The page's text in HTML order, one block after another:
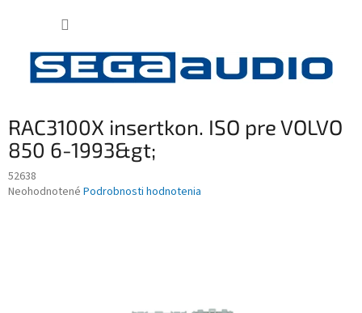
RAC3100X insertkon. ISO pre VOLVO
850 6-1993&gt;
52638
Priemerné
Neohodnotené Podrobnosti hodnotenia